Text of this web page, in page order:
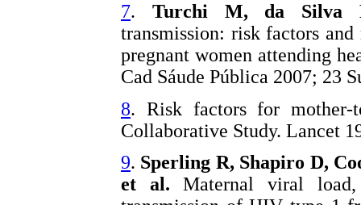
7. Turchi M, da Silva
transmission: risk factors
pregnant women attending
Cad Sáude Pública 2007; 23
8. Risk factors for mother-
Collaborative Study. Lancet
9. Sperling R, Shapiro D,
et al. Maternal viral